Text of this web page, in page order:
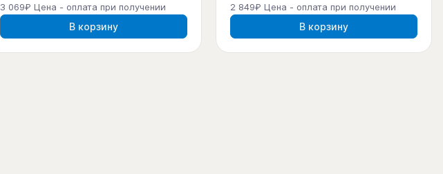
3 069₽ Цена - оплата при получении
В корзину
2 849₽ Цена - оплата при получении
В корзину